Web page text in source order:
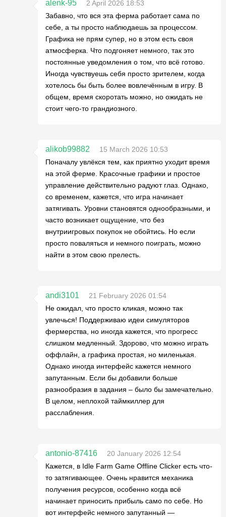
alenk-95
2 April 2026 18:53
Забавно, что вся эта ферма работает сама по
себе, а ты просто наблюдаешь за процессом.
Графика не прям супер, но в этом есть своя
атмосферка. Что подгоняет немного, так это
постоянные уведомления о том, что всё готово.
Иногда чувствуешь себя просто зрителем, когда
хотелось бы быть более вовлечённым в игру. В
общем, время скоротать можно, но ожидать не
стоит чего-то грандиозного.
alikob99882
15 March 2026 10:53
Поначалу увлёкся тем, как приятно уходит время
на этой ферме. Красочные графики и простое
управление действительно радуют глаз. Однако,
со временем, кажется, что игра начинает
затягивать. Уровни становятся однообразными, и
часто возникает ощущение, что без
внутриигровых покупок не обойтись. Но если
просто поваляться и немного поиграть, можно
найти в этом свою прелесть.
andi3101
21 February 2026 01:54
Не ожидал, что просто кликая, можно так
увлечься! Поддерживаю идеи симуляторов
фермерства, но иногда кажется, что прогресс
слишком медленный. Здорово, что можно играть
оффлайн, а графика простая, но миленькая.
Однако иногда интерфейс кажется немного
запутанным. Если бы добавили больше
разнообразия в задания – было бы замечательно.
В целом, неплохой таймкиллер для
расслабления.
antonio-87416
20 January 2026 12:54
Кажется, в Idle Farm Game Offline Clicker есть что-
то затягивающее. Очень нравится механика
получения ресурсов, особенно когда всё
начинает приносить прибыль само по себе. Но
вот интерфейс немного запутанный —